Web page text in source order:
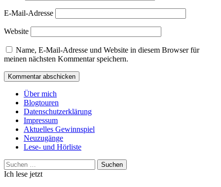
E-Mail-Adresse
Website
Name, E-Mail-Adresse und Website in diesem Browser für
meinen nächsten Kommentar speichern.
Über mich
Blogtouren
Datenschutzerklärung
Impressum
Aktuelles Gewinnspiel
Neuzugänge
Lese- und Hörliste
Suchen
nach:
Ich lese jetzt